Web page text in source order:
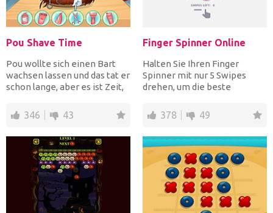
Pou Shave Time
Pou wollte sich einen Bart
wachsen lassen und das tat er
schon lange, aber es ist Zeit,
346 43
Finger Spinner Online
Halten Sie Ihren Finger
Spinner mit nur 5 Swipes
drehen, um die beste
einzuste...
378 49